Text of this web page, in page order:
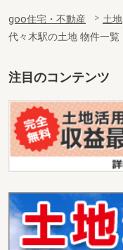
goo住宅・不動産 土地
代々木駅の土地 物件一覧
注目のコンテンツ